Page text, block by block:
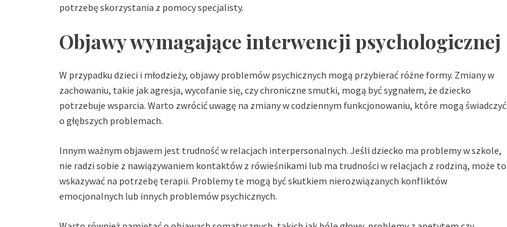
potrzebę skorzystania z pomocy specjalisty.
Objawy wymagające interwencji psychologicznej
W przypadku dzieci i młodzieży, objawy problemów psychicznych mogą przybierać różne formy. Zmiany w
zachowaniu, takie jak agresja, wycofanie się, czy chroniczne smutki, mogą być sygnałem, że dziecko
potrzebuje wsparcia. Warto zwrócić uwagę na zmiany w codziennym funkcjonowaniu, które mogą świadczyć
o głębszych problemach.
Innym ważnym objawem jest trudność w relacjach interpersonalnych. Jeśli dziecko ma problemy w szkole,
nie radzi sobie z nawiązywaniem kontaktów z rówieśnikami lub ma trudności w relacjach z rodziną, może to
wskazywać na potrzebę terapii. Problemy te mogą być skutkiem nierozwiązanych konfliktów
emocjonalnych lub innych problemów psychicznych.